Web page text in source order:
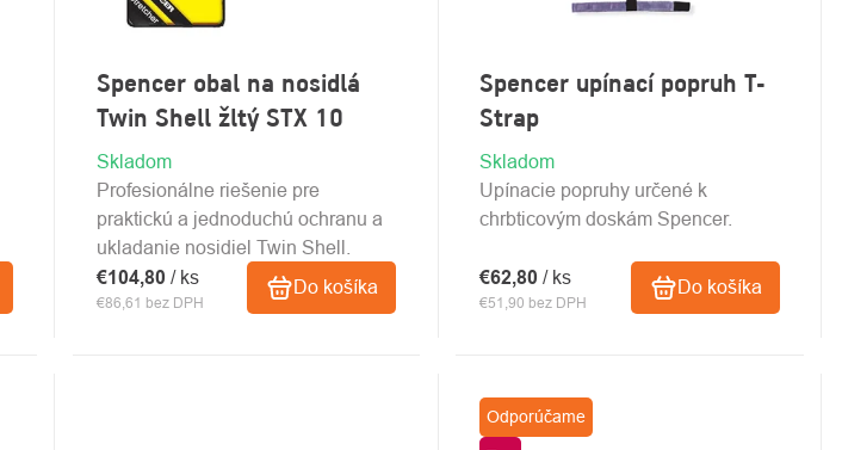
Spencer obal na nosidlá
Twin Shell žltý STX 10
Skladom
€86,61 bez DPH
€104,80 / ks Do košíka
Profesionálne riešenie pre
praktickú a jednoduchú ochranu a
ukladanie nosidiel Twin Shell.
Spencer upínací popruh T-
Strap
Skladom
€51,90 bez DPH
€62,80/ ks Do košíka
Upínacie popruhy určené k
chrbticovým doskám Spencer.
Odporúčame